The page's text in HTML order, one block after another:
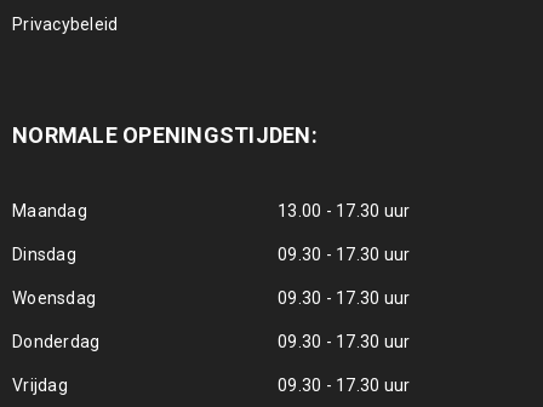
Privacybeleid
NORMALE OPENINGSTIJDEN:
Maandag 13.00 - 17.30 uur
Dinsdag 09.30 - 17.30 uur
Woensdag 09.30 - 17.30 uur
Donderdag 09.30 - 17.30 uur
Vrijdag 09.30 - 17.30 uur